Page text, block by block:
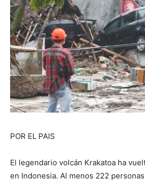
POR EL PAIS
El legendario volcán Krakatoa ha
en Indonesia. Al menos 222